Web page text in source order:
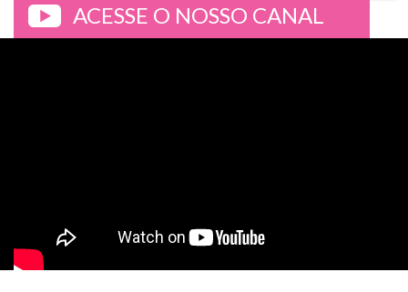
ACESSE O NOSSO CANAL